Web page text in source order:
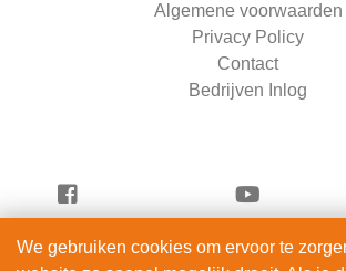
Algemene voorwaarden
Privacy Policy
Contact
Bedrijven Inlog
We gebruiken cookies om ervoor te